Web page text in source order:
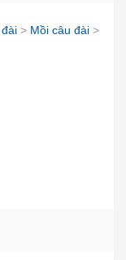
> Mồi câu đài >